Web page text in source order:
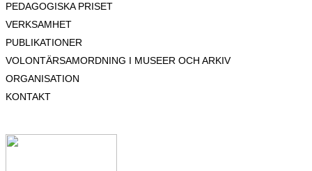
PEDAGOGISKA PRISET
VERKSAMHET
PUBLIKATIONER
VOLONTÄRSAMORDNING I MUSEER OCH ARKIV
ORGANISATION
KONTAKT